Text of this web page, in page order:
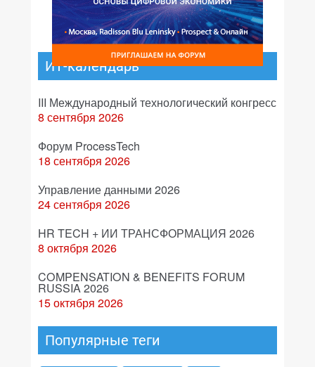
ИТ-календарь
III Международный технологический конгресс
8 сентября 2026
Форум ProcessTech
18 сентября 2026
Управление данными 2026
24 сентября 2026
HR TECH + ИИ ТРАНСФОРМАЦИЯ 2026
8 октября 2026
COMPENSATION & BENEFITS FORUM
RUSSIA 2026
15 октября 2026
Популярные теги